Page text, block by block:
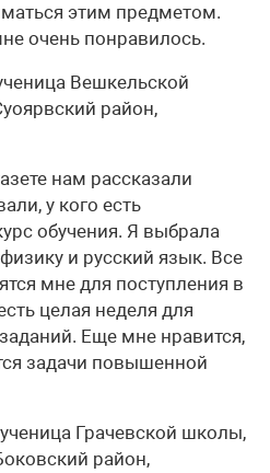
этим предметом.
очень понравилось.
Вешкельской
район,
нам рассказали
у кого есть
обучения. Я выбрала
и русский язык. Все
мне для поступления в
целая неделя для
Еще мне нравится,
задачи повышенной
Грачевской школы,
район,